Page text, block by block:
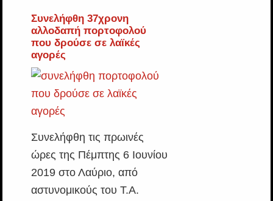
Συνελήφθη 37χρονη
αλλοδαπή πορτοφολού
που δρούσε σε λαϊκές
αγορές
Συνελήφθη τις πρωινές
ώρες της Πέμπτης 6 Ιουνίου
2019 στο Λαύριο, από
αστυνομικούς του Τ.Α.